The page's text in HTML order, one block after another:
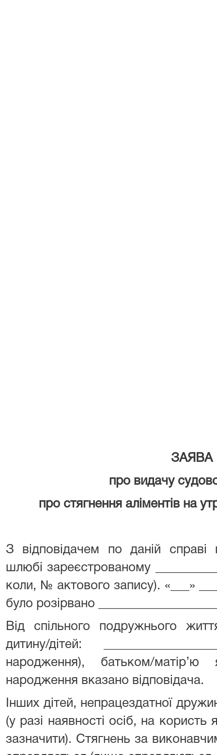
ЗАЯВА
про видачу
про стягнення аліментів на
З відповідачем по даній
шлюбі зареєстрованому
коли, № актового запису). «___»
було розірвано
Від спільного подружнього
дитину/дітей:
народження), батьком/
народження вказано відповідача.
Інших дітей, непрацездатної
(у разі наявності осіб, на
зазначити). Стягнень за